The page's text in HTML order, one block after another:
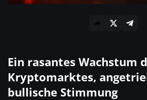
Ein rasantes Wachstum
Kryptomarktes,
bullische Stimmung